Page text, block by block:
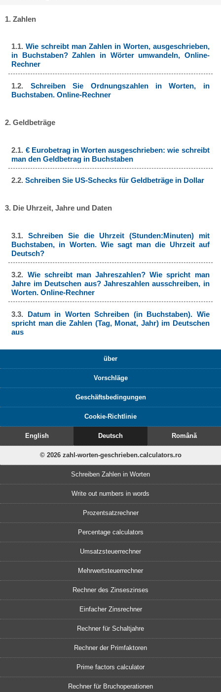
1. Zahlen
1.1.Wie schreibt man Zahlen in Worten, ausgeschrieben,
in Buchstaben? Zahlen in Wörter umwandeln, Online-
Rechner
1.2. Schreiben Sie Ordnungszahlen in Worten, in
Buchstaben. Online-Rechner
2. Geldbeträge
2.1. € Eurobetrag in Worten ausgeschrieben: wie schreibt
man den Geldbetrag in Buchstaben
2.2.Schreiben Sie US-Schecks für Geldbeträge in Dollar
3. Die Uhrzeit, Jahre und Daten
3.1.Schreiben Sie die Uhrzeit (Stunden:Minuten) mit
Buchstaben, in Worten. Wie sagt man die Uhrzeit auf
Deutsch?
3.2. Wie schreibt man Jahreszahlen? Wie spricht man
Jahre im Deutschen aus? Jahreszahlen ausschreiben, in
Worten. Online-Rechner
3.3. Datum in Worten Schreiben (in Buchstaben). Wie
spricht man die Zahlen (Tag, Monat, Jahr) im Deutschen
aus
über
Vorschläge
Geschäftsbedingungen
Cookie-Richtlinie
English Deutsch Română
© 2026 zahl-worten-geschrieben.calculators.ro
Schreiben Zahlen in Worten
Write out numbers in words
Prozentsatzrechner
Percentage calculators
Umsatzsteuerrechner
Mehrwertsteuerrechner
Rechner des Zinseszinses
Einfacher Zinsrechner
Rechner für Schaltjahre
Rechner der Primfaktoren
Prime factors calculator
Rechner für Bruchoperationen